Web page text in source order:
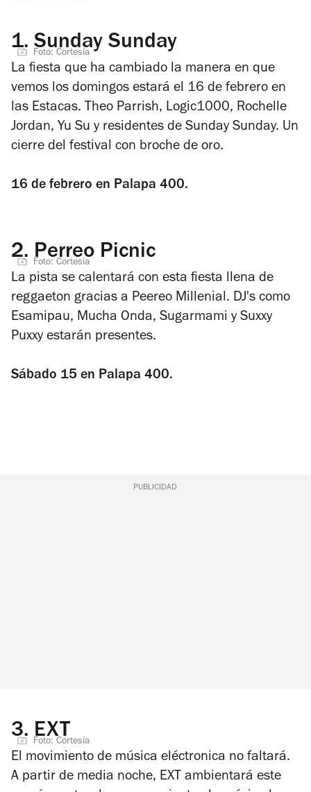
1. Sunday Sunday
Foto: Cortesía
La fiesta que ha cambiado la manera en que
vemos los domingos estará el 16 de febrero en
las Estacas. Theo Parrish, Logic1000, Rochelle
Jordan, Yu Su y residentes de Sunday Sunday. Un
cierre del festival con broche de oro.
16 de febrero en Palapa 400.
2. Perreo Picnic
Foto: Cortesía
La pista se calentará con esta fiesta llena de
reggaeton gracias a Peereo Millenial. DJ's como
Esamipau, Mucha Onda, Sugarmami y Suxxy
Puxxy estarán presentes.
Sábado 15 en Palapa 400.
PUBLICIDAD
3. EXT
Foto: Cortesía
El movimiento de música eléctronica no faltará.
A partir de media noche, EXT ambientará este